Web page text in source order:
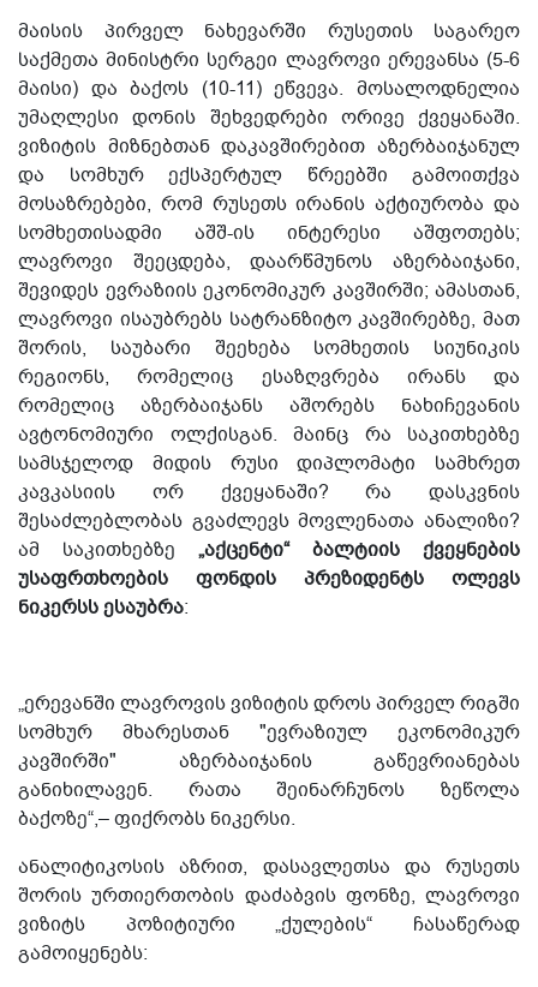
მაისის პირველ ნახევარში რუსეთის საგარეო
საქმეთა მინისტრი სერგეი ლავროვი ერევანსა (5-6
მაისი) და ბაქოს (10-11) ეწვევა. მოსალოდნელია
უმაღლესი დონის შეხვედრები ორივე ქვეყანაში.
ვიზიტის მიზნებთან დაკავშირებით აზერბაიჯანულ
და სომხურ ექსპერტულ წრეებში გამოითქვა
მოსაზრებები, რომ რუსეთს ირანის აქტიურობა და
სომხეთისადმი აშშ-ის ინტერესი აშფოთებს;
ლავროვი შეეცდება, დაარწმუნოს აზერბაიჯანი,
შევიდეს ევრაზიის ეკონომიკურ კავშირში; ამასთან,
ლავროვი ისაუბრებს სატრანზიტო კავშირებზე, მათ
შორის, საუბარი შეეხება სომხეთის სიუნიკის
რეგიონს, რომელიც ესაზღვრება ირანს და
რომელიც აზერბაიჯანს აშორებს ნახიჩევანის
ავტონომიური ოლქისგან. მაინც რა საკითხებზე
სამსჯელოდ მიდის რუსი დიპლომატი სამხრეთ
კავკასიის ორ ქვეყანაში? რა დასკვნის
შესაძლებლობას გვაძლევს მოვლენათა ანალიზი?
ამ საკითხებზე „აქცენტი“
ბალტიის ქვეყნების
უსაფრთხოების ფონდის პრეზიდენტს ოლევს
ნიკერსს ესაუბრა:
„ერევანში ლავროვის ვიზიტის დროს პირველ რიგში
სომხურ მხარესთან "ევრაზიულ ეკონომიკურ
კავშირში" აზერბაიჯანის გაწევრიანებას
განიხილავენ. რათა შეინარჩუნოს ზეწოლა
ბაქოზე“,– ფიქრობს ნიკერსი.
ანალიტიკოსის აზრით, დასავლეთსა და რუსეთს
შორის ურთიერთობის დაძაბვის ფონზე, ლავროვი
ვიზიტს პოზიტიური „ქულების“ ჩასაწერად
გამოიყენებს: